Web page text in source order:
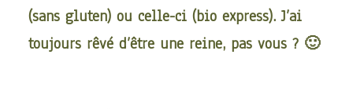
(sans gluten) ou celle-ci (bio express). J’ai
toujours rêvé d’être une reine, pas vous ? 🙂